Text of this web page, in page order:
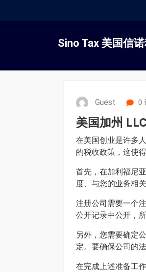
容
Sino Tax 美国信
Guest 0
美国加州
在美国创业是许多
的税收政策，这使
首先，在加利福尼
度、与您的业务相
注册公司需要一个
公开记录中公开，
另外，您需要确定
定。要确保公司的
在完成上述准备工